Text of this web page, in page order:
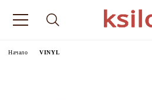
Начало VINYL